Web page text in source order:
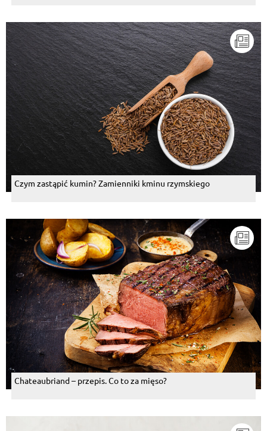
Czym zastąpić kumin? Zamienniki kminu rzymskiego
Chateaubriand – przepis. Co to za mięso?